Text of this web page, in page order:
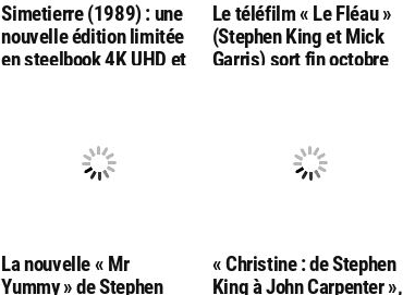
Simetierre (1989) : une
nouvelle édition limitée
en steelbook 4K UHD et
Le téléfilm « Le Fléau »
(Stephen King et Mick
Garris) sort fin octobre
La nouvelle « Mr
Yummy » de Stephen
« Christine : de Stephen
King à John Carpenter »,